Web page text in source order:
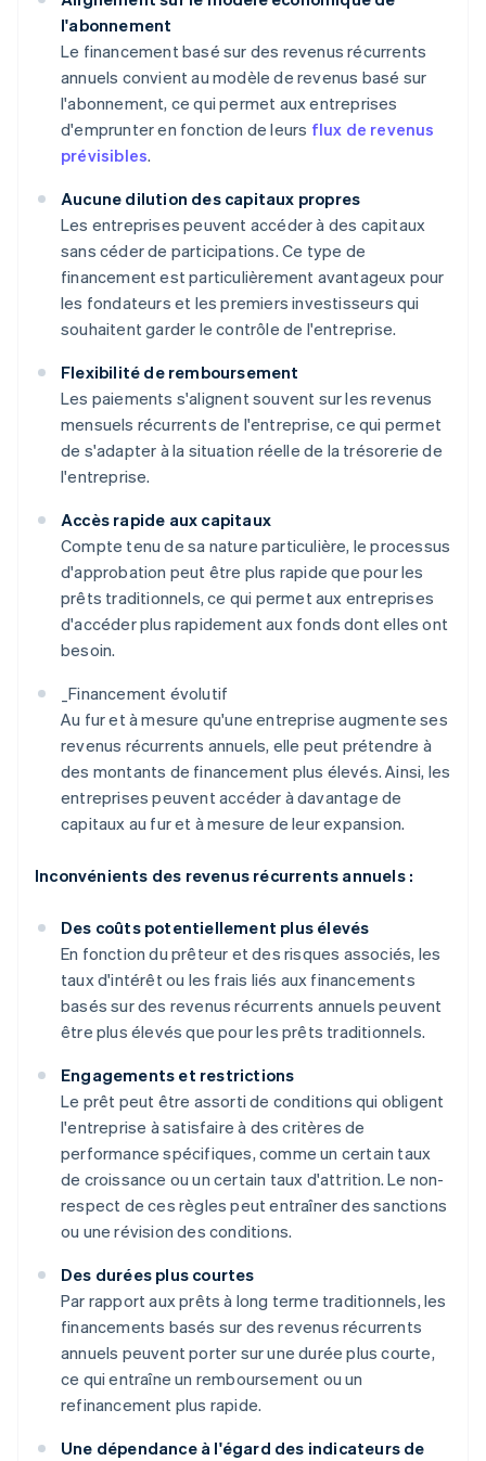
l'abonnement
Le financement basé sur des revenus récurrents
annuels convient au modèle de revenus basé sur
l'abonnement, ce qui permet aux entreprises
d'emprunter en fonction de leurs flux de revenus
prévisibles.
Aucune dilution des capitaux propres
Les entreprises peuvent accéder à des capitaux
sans céder de participations. Ce type de
financement est particulièrement avantageux pour
les fondateurs et les premiers investisseurs qui
souhaitent garder le contrôle de l'entreprise.
Flexibilité de remboursement
Les paiements s'alignent souvent sur les revenus
mensuels récurrents de l'entreprise, ce qui permet
de s'adapter à la situation réelle de la trésorerie de
l'entreprise.
Accès rapide aux capitaux
Compte tenu de sa nature particulière, le processus
d'approbation peut être plus rapide que pour les
prêts traditionnels, ce qui permet aux entreprises
d'accéder plus rapidement aux fonds dont elles ont
besoin.
_Financement évolutif
Au fur et à mesure qu'une entreprise augmente ses
revenus récurrents annuels, elle peut prétendre à
des montants de financement plus élevés. Ainsi, les
entreprises peuvent accéder à davantage de
capitaux au fur et à mesure de leur expansion.
Inconvénients des revenus récurrents annuels :
Des coûts potentiellement plus élevés
En fonction du prêteur et des risques associés, les
taux d'intérêt ou les frais liés aux financements
basés sur des revenus récurrents annuels peuvent
être plus élevés que pour les prêts traditionnels.
Engagements et restrictions
Le prêt peut être assorti de conditions qui obligent
l'entreprise à satisfaire à des critères de
performance spécifiques, comme un certain taux
de croissance ou un certain taux d'attrition. Le non-
respect de ces règles peut entraîner des sanctions
ou une révision des conditions.
Des durées plus courtes
Par rapport aux prêts à long terme traditionnels, les
financements basés sur des revenus récurrents
annuels peuvent porter sur une durée plus courte,
ce qui entraîne un remboursement ou un
refinancement plus rapide.
Une dépendance à l'égard des indicateurs de